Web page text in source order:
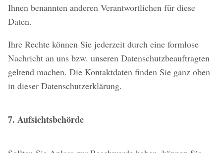
Ihnen benannten anderen Verantwortlichen für diese
Daten.
Ihre Rechte können Sie jederzeit durch eine formlose
Nachricht an uns bzw. unseren Datenschutzbeauftragten
geltend machen. Die Kontaktdaten finden Sie ganz oben
in dieser Datenschutzerklärung.
7. Aufsichtsbehörde